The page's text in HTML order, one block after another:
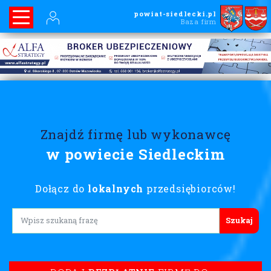
powiat-siedlecki.pl
Baza firm
Znajdź firmę lub wykonawcę
w powiecie Siedleckim
Dołącz do lokalnych przedsiębiorców!
Lorem ipsum